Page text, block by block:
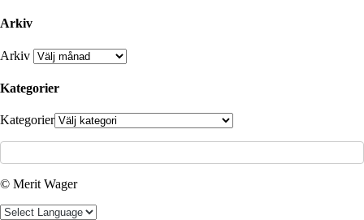
Arkiv
Arkiv
Kategorier
Kategorier
© Merit Wager